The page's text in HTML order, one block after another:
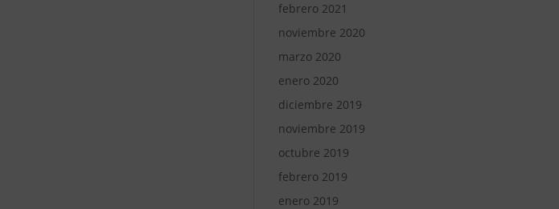
febrero 2021
noviembre 2020
marzo 2020
enero 2020
diciembre 2019
noviembre 2019
octubre 2019
febrero 2019
enero 2019